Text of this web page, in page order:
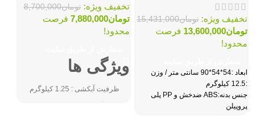
تخفیف ویژه: تومان15,431,000
تومان13,600,000 فرصت
محدود!
ابعاد :54*54*90 سانتی متر / وزن
:12.5 کیلوگرم
جنس بدنه:ABS ضدخش و PP پلی
پروپیلن
تخفیف ویژه: تومان8,700,000
تومان7,880,000 فرصت
محدود!
ویژگی ها
ظرفیت آبکشی : 1.25 کیلوگرم